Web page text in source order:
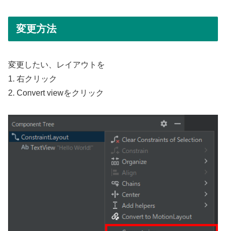
変更方法
変更したい、レイアウトを
1. 右クリック
2. Convert viewをクリック